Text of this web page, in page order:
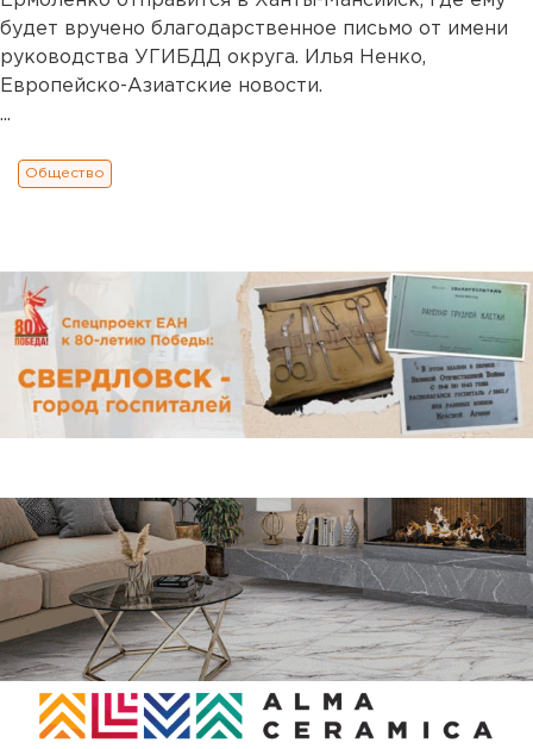
будет вручено благодарственное письмо от имени
руководства УГИБДД округа. Илья Ненко,
Европейско-Азиатские новости.
...
Общество